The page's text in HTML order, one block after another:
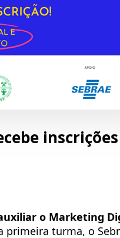
o Marketing
primeira turma, o